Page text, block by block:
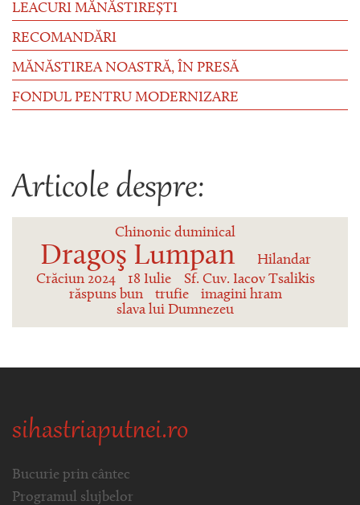
LEACURI MĂNĂSTIREȘTI
RECOMANDĂRI
MĂNĂSTIREA NOASTRĂ, ÎN PRESĂ
FONDUL PENTRU MODERNIZARE
Articole despre:
Chinonic duminical
Dragoş Lumpan
Hilandar
Crăciun 2024
18 Iulie
Sf. Cuv. Iacov Tsalikis
răspuns bun
trufie
imagini hram
slava lui Dumnezeu
sihastriaputnei.ro
Bucurie prin cântec
Programul slujbelor